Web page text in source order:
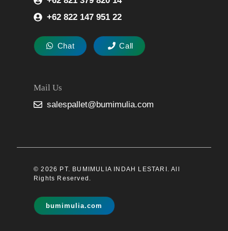
+62 822 147 951 22
Chat Call
Mail Us
salespallet@bumimulia.com
© 2026 PT. BUMIMULIA INDAH LESTARI. All
Rights Reserved.
bumimulia.com